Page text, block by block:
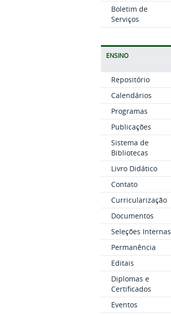
Boletim de
Serviços
ENSINO
Repositório
Calendários
Programas
Publicações
Sistema de
Bibliotecas
Livro Didático
Contato
Curricularização
Documentos
Seleções Internas
Permanência
Editais
Diplomas e
Certificados
Eventos